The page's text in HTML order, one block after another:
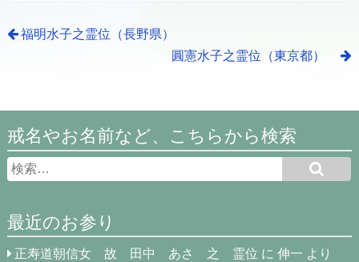
福明水子之霊位（長野県）
圓憲水子之霊位（東京都）
戒名やお名前など、こちらから検索
最近のお参り
正寿道朝信女 故 田中 あさ 之 霊位 に伸一 より